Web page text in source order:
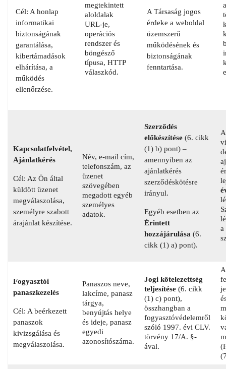
Cél: A honlap
informatikai
biztonságának
garantálása,
kibertámadások
elhárítása, a
működés
ellenőrzése.
megtekintett
aloldalak
URL-je,
operációs
rendszer és
böngésző
típusa, HTTP
válaszkód.
A Társaság jogos
érdeke a weboldal
üzemszerű
működésének és
biztonságának
fenntartása.
Kapcsolatfelvétel,
Ajánlatkérés
Cél: Az Ön által
küldött üzenet
megválaszolása,
személyre szabott
árajánlat készítése.
Név, e-mail cím,
telefonszám, az
üzenet
szövegében
megadott egyéb
személyes
adatok.
Szerződés
előkészítése (6. cikk
(1) b) pont) –
amennyiben az
ajánlatkérés
szerződéskötésre
irányul.
Egyéb esetben az
Érintett
hozzájárulása (6.
cikk (1) a) pont).
a
Fogyasztói
panaszkezelés
Cél: A beérkezett
panaszok
kivizsgálása és
megválaszolása.
Panaszos neve,
lakcíme, panasz
tárgya,
benyújtás helye
és ideje, panasz
egyedi
azonosítószáma.
Jogi kötelezettség
teljesítése (6. cikk
(1) c) pont),
összhangban a
fogyasztóvédelemről
szóló 1997. évi CLV.
törvény 17/A. §-
ával.